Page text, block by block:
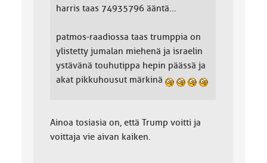
harris taas 74935796 ääntä...
patmos-raadiossa taas trumppia on
ylistetty jumalan miehenä ja israelin
ystävänä touhutippa hepin päässä ja
akat pikkuhousut märkinä
Ainoa tosiasia on, että Trump voitti ja
voittaja vie aivan kaiken.